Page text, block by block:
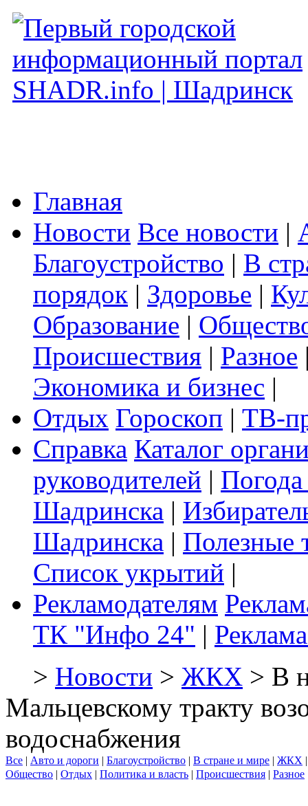
Главная
Новости Все новости |
Благоустройство | В
порядок | Здоровье |
Образование |
Происшествия | Разное
Экономика и бизнес |
Отдых Гороскоп | ТВ-
Справка Каталог
руководителей |
Шадринска |
Шадринска | Полезные
Список укрытий |
Рекламодателям
ТК "Инфо 24" |
> Новости > ЖКХ > В
Мальцевскому тракту
водоснабжения
Все | Авто и дороги | Благоустройство | В стране и мире | ЖКХ
Общество | Отдых | Политика и власть | Происшествия | Разное